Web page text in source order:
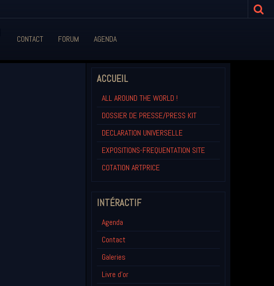
CONTACT FORUM AGENDA
ACCUEIL
ALL AROUND THE WORLD !
DOSSIER DE PRESSE/PRESS KIT
DECLARATION UNIVERSELLE
EXPOSITIONS-FREQUENTATION SITE
COTATION ARTPRICE
INTÉRACTIF
Agenda
Contact
Galeries
Livre d'or